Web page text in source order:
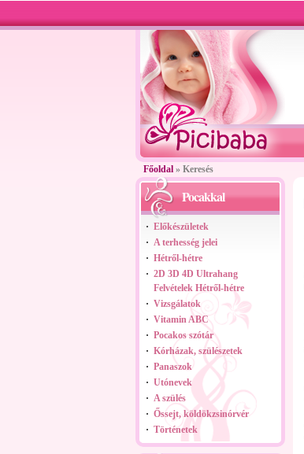
Főoldal » Keresés
Pocakkal
Előkészületek
A terhesség jelei
Hétről-hétre
2D 3D 4D Ultrahang
Felvételek Hétről-hétre
Vizsgálatok
Vitamin ABC
Pocakos szótár
Kórházak, szülészetek
Panaszok
Utónevek
A szülés
Őssejt, köldökzsinórvér
Történetek